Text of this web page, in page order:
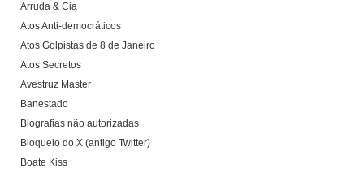
Arruda & Cia
Atos Anti-democráticos
Atos Golpistas de 8 de Janeiro
Atos Secretos
Avestruz Master
Banestado
Biografias não autorizadas
Bloqueio do X (antigo Twitter)
Boate Kiss